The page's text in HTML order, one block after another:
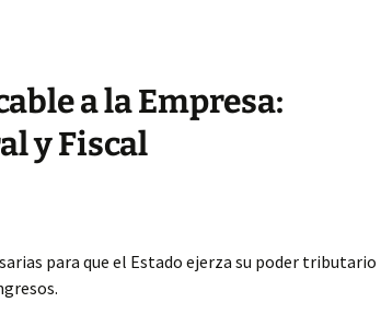
a la Empresa:
y Fiscal
para que el Estado ejerza su poder tributario